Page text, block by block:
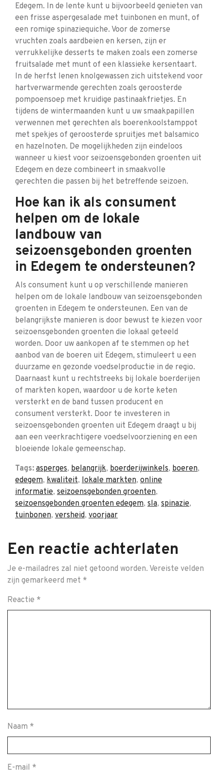
Edegem. In de lente kunt u bijvoorbeeld genieten van
een frisse aspergesalade met tuinbonen en munt, of
een romige spinaziequiche. Voor de zomerse
vruchten zoals aardbeien en kersen, zijn er
verrukkelijke desserts te maken zoals een zomerse
fruitsalade met munt of een klassieke kersentaart.
In de herfst lenen knolgewassen zich uitstekend voor
hartverwarmende gerechten zoals geroosterde
pompoensoep met kruidige pastinaakfrietjes. En
tijdens de wintermaanden kunt u uw smaakpapillen
verwennen met gerechten als boerenkoolstamppot
met spekjes of geroosterde spruitjes met balsamico
en hazelnoten. De mogelijkheden zijn eindeloos
wanneer u kiest voor seizoensgebonden groenten uit
Edegem en deze combineert in smaakvolle
gerechten die passen bij het betreffende seizoen.
Hoe kan ik als consument
helpen om de lokale
landbouw van
seizoensgebonden groenten
in Edegem te ondersteunen?
Als consument kunt u op verschillende manieren
helpen om de lokale landbouw van seizoensgebonden
groenten in Edegem te ondersteunen. Een van de
belangrijkste manieren is door bewust te kiezen voor
seizoensgebonden groenten die lokaal geteeld
worden. Door uw aankopen af te stemmen op het
aanbod van de boeren uit Edegem, stimuleert u een
duurzame en gezonde voedselproductie in de regio.
Daarnaast kunt u rechtstreeks bij lokale boerderijen
of markten kopen, waardoor u de korte keten
versterkt en de band tussen producent en
consument versterkt. Door te investeren in
seizoensgebonden groenten uit Edegem draagt u bij
aan een veerkrachtigere voedselvoorziening en een
bloeiende lokale gemeenschap.
Tags: asperges, belangrijk, boerderijwinkels, boeren,
edegem, kwaliteit, lokale markten, online
informatie, seizoensgebonden groenten,
seizoensgebonden groenten edegem, sla, spinazie,
tuinbonen, versheid, voorjaar
Een reactie achterlaten
Je e-mailadres zal niet getoond worden. Vereiste velden
zijn gemarkeerd met *
Reactie *
Naam *
E-mail *